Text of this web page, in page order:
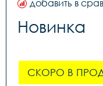
добавить в
Новинка
СКОРО В